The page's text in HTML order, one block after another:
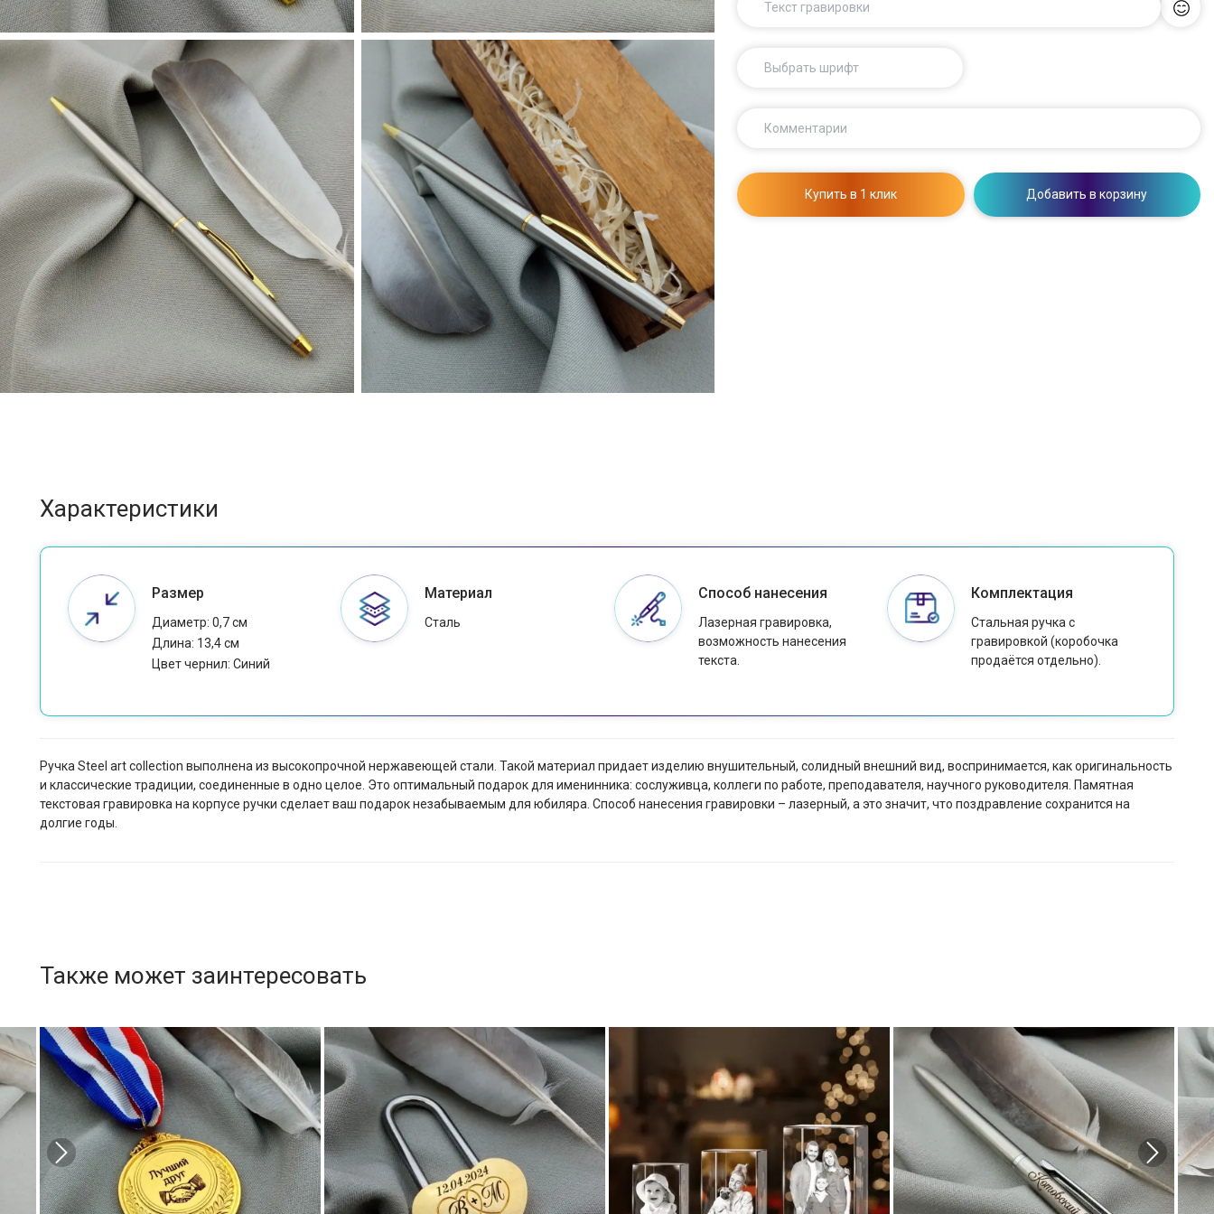
Текст гравировки
Выбрать шрифт
Комментарии
Купить в 1 клик Добавить в корзину
Характеристики
Размер
Диаметр: 0,7 см
Длина: 13,4 см
Цвет чернил: Cиний
Материал
Сталь
Способ нанесения
Лазерная гравировка,
возможность нанесения
текста.
Комплектация
Стальная ручка с
гравировкой (коробочка
продаётся отдельно).
Ручка Steel art collection выполнена из высокопрочной нержавеющей стали. Такой материал придает изделию внушительный, солидный внешний вид, воспринимается, как оригинальность
и классические традиции, соединенные в одно целое. Это оптимальный подарок для именинника: сослуживца, коллеги по работе, преподавателя, научного руководителя. Памятная
текстовая гравировка на корпусе ручки сделает ваш подарок незабываемым для юбиляра. Способ нанесения гравировки – лазерный, а это значит, что поздравление сохранится на
долгие годы.
Также может заинтересовать